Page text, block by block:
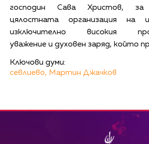
господин Сава Христов,
цялостната организация на
изключително високия
уважение и духовен заряд, който
Ключови думи:
севлиево, Мартин Джачков